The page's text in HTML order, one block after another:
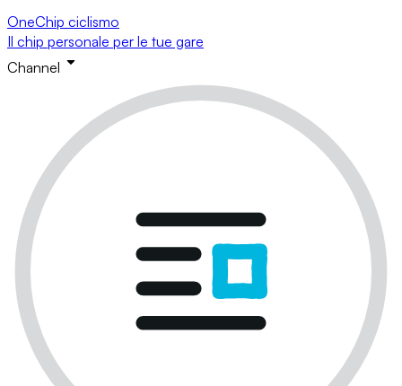
OneChip ciclismo
Il chip personale per le tue gare
Channel